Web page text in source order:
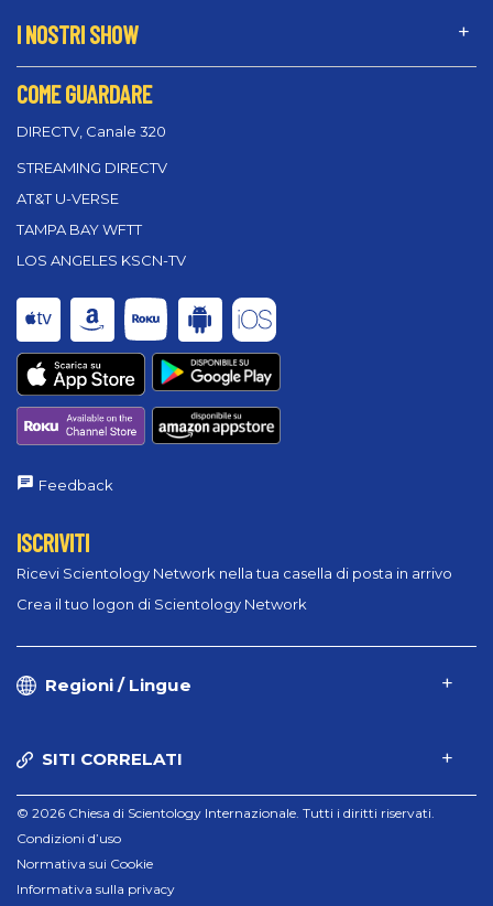
I NOSTRI SHOW
COME GUARDARE
DIRECTV, Canale 320
STREAMING DIRECTV
AT&T U-VERSE
TAMPA BAY WFTT
LOS ANGELES KSCN-TV
Feedback
ISCRIVITI
Ricevi Scientology Network nella tua casella di posta in arrivo
Crea il tuo logon di Scientology Network
Regioni / Lingue
SITI CORRELATI
© 2026 Chiesa di Scientology Internazionale. Tutti i diritti riservati.
Condizioni d’uso
Normativa sui Cookie
Informativa sulla privacy